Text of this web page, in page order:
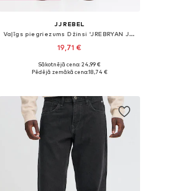
JJ REBEL
Vaļīgs piegriezums Džinsi 'JREBRYAN JJCRAFT'
19,71 €
Pieejams daudzos izmēros
Sākotnējā cena: 24,99 €
Pēdējā zemākā cena:18,74 €